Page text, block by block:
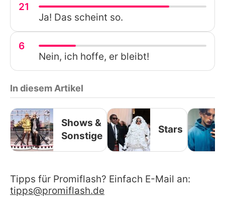
21
Ja! Das scheint so.
6
Nein, ich hoffe, er bleibt!
In diesem Artikel
Shows &
Sonstige
Stars
Tipps für Promiflash? Einfach E-Mail an:
tipps@promiflash.de